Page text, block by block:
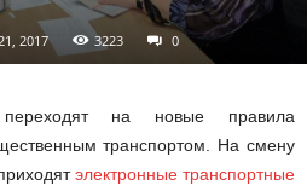
2017 3223 0
переходят на новые правила
транспортом. На смену
электронные транспортные